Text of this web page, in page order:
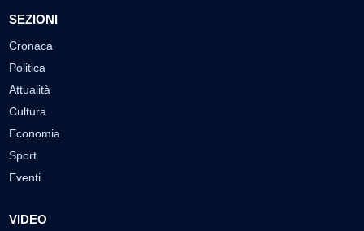
SEZIONI
Cronaca
Politica
Attualità
Cultura
Economia
Sport
Eventi
VIDEO